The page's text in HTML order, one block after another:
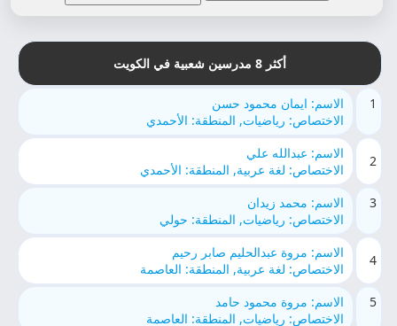
أكثر 8 مدرسين شعبية في الكويت
1
الاسم: ايمان محمود حسن
الاختصاص: رياضيات, المنطقة: الأحمدي
2
الاسم: عبدالله علي
الاختصاص: لغة عربية, المنطقة: الأحمدي
3
الاسم: محمد زيدان
الاختصاص: رياضيات, المنطقة: حولي
4
الاسم: مروة عبدالحليم صابر رحيم
الاختصاص: لغة عربية, المنطقة: العاصمة
5
الاسم: مروة محمود حامد
الاختصاص: رياضيات, المنطقة: العاصمة